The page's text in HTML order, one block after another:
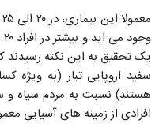
یک تحقیق به این نکته رسیدند
سفید اروپایی تبار (به ویژه
هستند) نسبت به مردم سیاه و
افرادی از زمینه‌ های آسیایی